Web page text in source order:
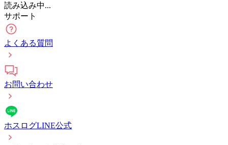
読み込み中...
サポート
よくある質問
お問い合わせ
ホスログLINE公式